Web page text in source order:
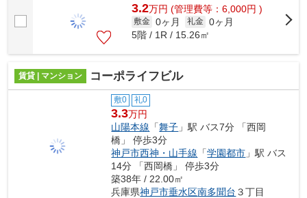
3.2万円 (管理費等：6,000円 )
敷金 0ヶ月 礼金 0ヶ月
5階 / 1R / 15.26㎡
賃貸 | マンション コーポライフビル
敷0 礼0
3.3万円
山陽本線 「舞子 」駅 バス7分 「西岡
橋」 停歩3分
神戸市西神・山手線 「学園都市 」駅 バス
14分 「西岡橋」 停歩3分
築38年 / 22.00㎡
兵庫県神戸市垂水区南多聞台 ３丁目